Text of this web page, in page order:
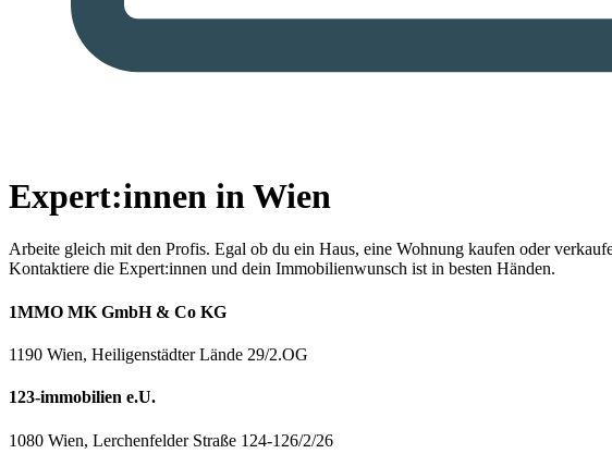
Expert:innen in Wien
Arbeite gleich mit den Profis. Egal ob du ein Haus, eine Wohnung kaufen oder
Kontaktiere die Expert:innen und dein Immobilienwunsch ist in besten Händen.
1MMO MK GmbH & Co KG
1190 Wien, Heiligenstädter Lände 29/2.OG
123-immobilien e.U.
1080 Wien, Lerchenfelder Straße 124-126/2/26